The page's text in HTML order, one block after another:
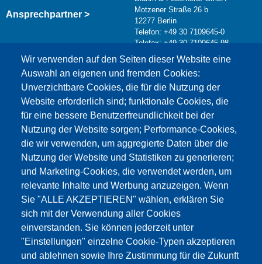
Wir verwenden auf den Seiten dieser Website eine
Auswahl an eigenen und fremden Cookies:
Unverzichtbare Cookies, die für die Nutzung der
Website erforderlich sind; funktionale Cookies, die
für eine bessere Benutzerfreundlichkeit bei der
Nutzung der Website sorgen; Performance-Cookies,
die wir verwenden, um aggregierte Daten über die
Nutzung der Website und Statistiken zu generieren;
und Marketing-Cookies, die verwendet werden, um
relevante Inhalte und Werbung anzuzeigen. Wenn
Sie "ALLE AKZEPTIEREN" wählen, erklären Sie
sich mit der Verwendung aller Cookies
einverstanden. Sie können jederzeit unter
"Einstellungen" einzelne Cookie-Typen akzeptieren
und ablehnen sowie Ihre Zustimmung für die Zukunft
Ansprechpartner >
Motzener Straße 26 b
12277 Berlin
Telefon: +49 30 7109645-0
Telefax: +49 30 7109645-98
info@testing.de
Dieser Inhalt ist blockiert, da die Google Maps
Cookies nicht akzeptiert wurden.
NUR DIE GOOGLE MAPS COOKIES
AKZEPTIEREN.
Alle Cookies akzeptieren